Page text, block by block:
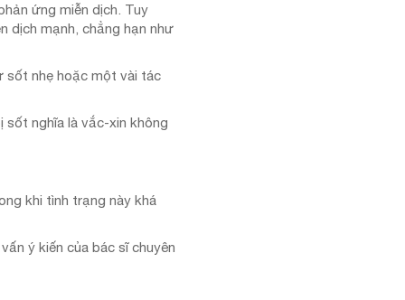
ứng miễn dịch. Tuy
dịch mạnh, chẳng hạn như
sốt nhẹ hoặc một vài tác
nghĩa là vắc-xin không
khi tình trạng này khá
ý kiến của bác sĩ chuyên